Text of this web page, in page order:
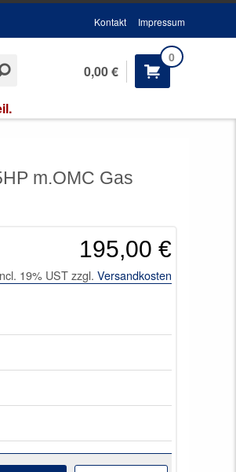
Kontakt Impressum
0
0,00 €
m.OMC Gas
195,00 €
19% UST zzgl. Versandkosten